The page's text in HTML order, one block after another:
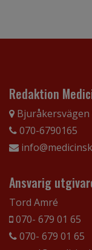
Redaktion
Bjuråkersvägen
070-6790165
Ansvarig
Tord Amré
070- 679 01 65
070- 679 01 65